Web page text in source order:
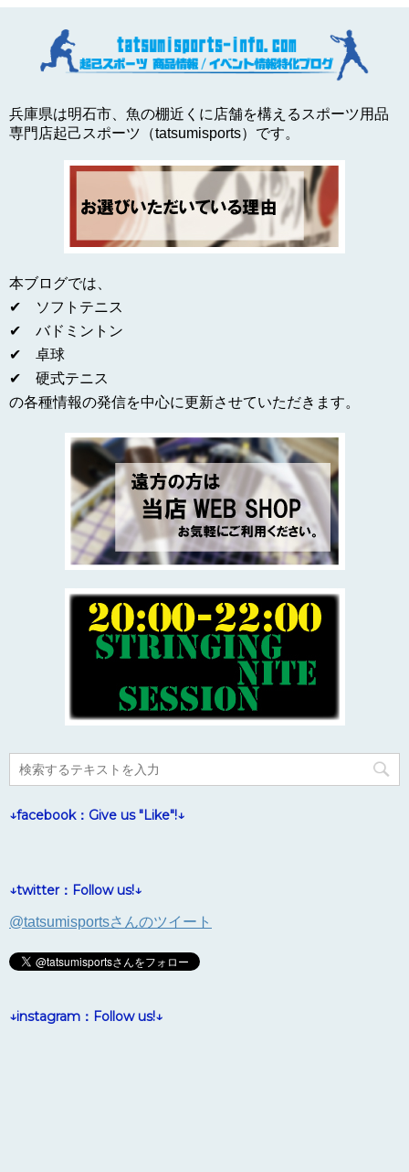
兵庫県は明石市、魚の棚近くに店舗を構えるスポーツ用品
専門店起己スポーツ（tatsumisports）です。
本ブログでは、
✔ ソフトテニス
✔ バドミントン
✔ 卓球
✔ 硬式テニス
の各種情報の発信を中心に更新させていただきます。
↓facebook：Give us "Like"!↓
↓twitter：Follow us!↓
@tatsumisportsさんのツイート
↓instagram：Follow us!↓